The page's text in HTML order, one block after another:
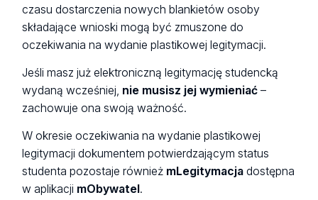
czasu dostarczenia nowych blankietów osoby
składające wnioski mogą być zmuszone do
oczekiwania na wydanie plastikowej legitymacji.
Jeśli masz już elektroniczną legitymację studencką
wydaną wcześniej, nie musisz jej wymieniać –
zachowuje ona swoją ważność.
W okresie oczekiwania na wydanie plastikowej
legitymacji dokumentem potwierdzającym status
studenta pozostaje również mLegitymacja dostępna
w aplikacji mObywatel .